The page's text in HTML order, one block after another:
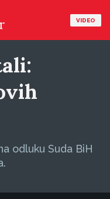
VIDEO
odluku Suda BiH